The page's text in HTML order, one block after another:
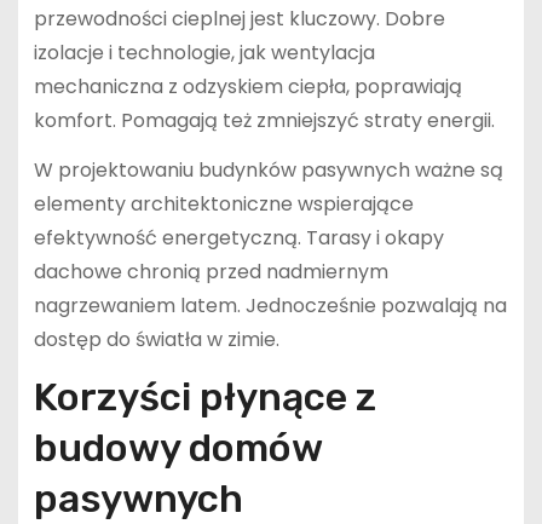
przewodności cieplnej jest kluczowy. Dobre
izolacje i technologie, jak wentylacja
mechaniczna z odzyskiem ciepła, poprawiają
komfort. Pomagają też zmniejszyć straty energii.
W projektowaniu budynków pasywnych ważne są
elementy architektoniczne wspierające
efektywność energetyczną. Tarasy i okapy
dachowe chronią przed nadmiernym
nagrzewaniem latem. Jednocześnie pozwalają na
dostęp do światła w zimie.
Korzyści płynące z
budowy domów
pasywnych